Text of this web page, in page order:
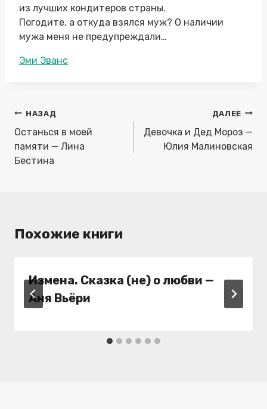
из лучших кондитеров страны.
Погодите, а откуда взялся муж? О наличии
мужа меня не предупреждали…
Метки
Эми Эванс
Навигация
по
записям
НАЗАД
Останься в моей
памяти — Лина
Бестина
ДАЛЕЕ
Девочка и Дед Мороз —
Юлия Малиновская
Похожие книги
Измена. Сказка (не) о любви —
Аня Вьёри